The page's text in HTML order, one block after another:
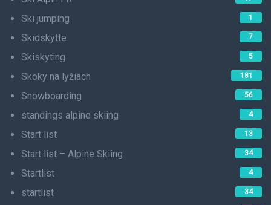
Ski jumping 1
Skidskytte 7
Skiskyting 5
Skoky na lyžiach 181
Snowboarding 56
standings alpine skiing 4
Start list 13
Start list – Alpine Skiing 34
Startlist 4
startlist 34